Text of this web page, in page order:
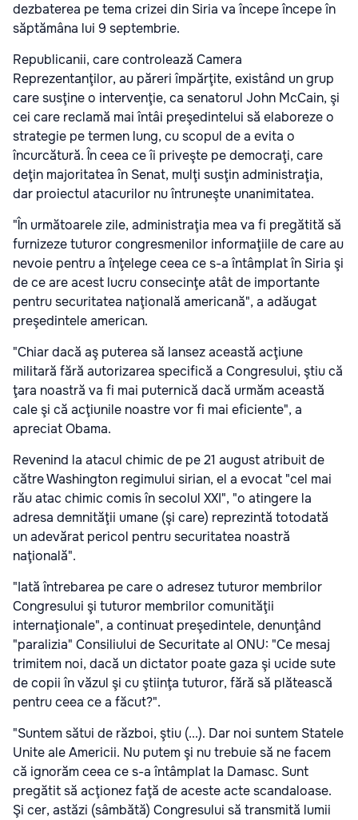
dezbaterea pe tema crizei din Siria va începe începe în
săptămâna lui 9 septembrie.
Republicanii, care controlează Camera
Reprezentanţilor, au păreri împărţite, existând un grup
care susţine o intervenţie, ca senatorul John McCain, şi
cei care reclamă mai întâi preşedintelui să elaboreze o
strategie pe termen lung, cu scopul de a evita o
încurcătură. În ceea ce îi priveşte pe democraţi, care
deţin majoritatea în Senat, mulţi susţin administraţia,
dar proiectul atacurilor nu întruneşte unanimitatea.
"În următoarele zile, administraţia mea va fi pregătită să
furnizeze tuturor congresmenilor informaţiile de care au
nevoie pentru a înţelege ceea ce s-a întâmplat în Siria şi
de ce are acest lucru consecinţe atât de importante
pentru securitatea naţională americană", a adăugat
preşedintele american.
"Chiar dacă aş puterea să lansez această acţiune
militară fără autorizarea specifică a Congresului, ştiu că
ţara noastră va fi mai puternică dacă urmăm această
cale şi că acţiunile noastre vor fi mai eficiente", a
apreciat Obama.
Revenind la atacul chimic de pe 21 august atribuit de
către Washington regimului sirian, el a evocat "cel mai
rău atac chimic comis în secolul XXI", "o atingere la
adresa demnităţii umane (şi care) reprezintă totodată
un adevărat pericol pentru securitatea noastră
naţională".
"Iată întrebarea pe care o adresez tuturor membrilor
Congresului şi tuturor membrilor comunităţii
internaţionale", a continuat preşedintele, denunţând
"paralizia" Consiliului de Securitate al ONU: "Ce mesaj
trimitem noi, dacă un dictator poate gaza şi ucide sute
de copii în văzul şi cu ştiinţa tuturor, fără să plătească
pentru ceea ce a făcut?".
"Suntem sătui de război, ştiu (...). Dar noi suntem Statele
Unite ale Americii. Nu putem şi nu trebuie să ne facem
că ignorăm ceea ce s-a întâmplat la Damasc. Sunt
pregătit să acţionez faţă de aceste acte scandaloase.
Şi cer, astăzi (sâmbătă) Congresului să transmită lumii